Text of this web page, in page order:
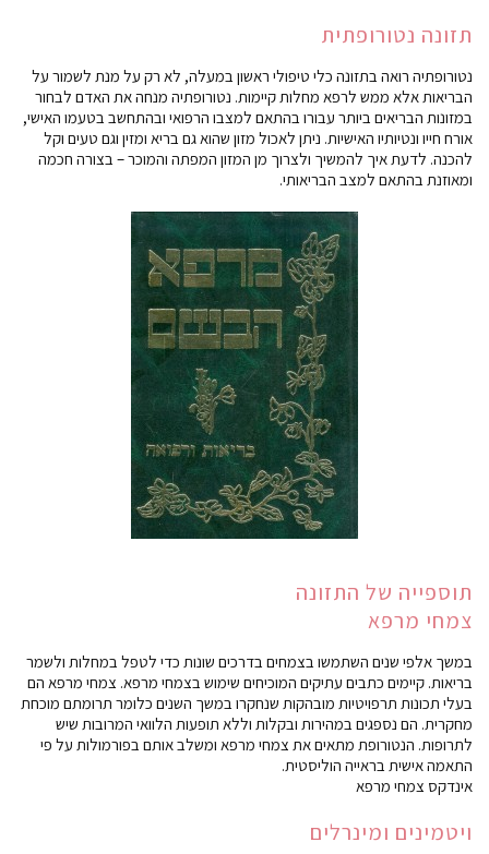
תזונה נטורופתית
נטורופתיה רואה בתזונה כלי טיפולי ראשון במעלה, לא רק על מנת לשמור על
הבריאות אלא ממש לרפא מחלות קיימות. נטורופתיה מנחה את האדם לבחור
במזונות הבריאים ביותר עבורו בהתאם למצבו הרפואי ובהתחשב בטעמו האישי,
אורח חייו ונטיותיו האישיות. ניתן לאכול מזון שהוא גם בריא ומזין וגם טעים וקל
להכנה. לדעת איך להמשיך ולצרוך מן המזון המפתה והמוכר – בצורה חכמה
ומאוזנת בהתאם למצב הבריאותי.
תוספייה של התזונה
צמחי מרפא
במשך אלפי שנים השתמשו בצמחים בדרכים שונות כדי לטפל במחלות ולשמר
בריאות. קיימים כתבים עתיקים המוכיחים שימוש בצמחי מרפא. צמחי מרפא הם
בעלי תכונות תרפויטיות מובהקות שנחקרו במשך השנים כלומר תרומתם מוכחת
מחקרית. הם נספגים במהירות ובקלות וללא תופעות הלוואי המרובות שיש
לתרופות. הנטורופת מתאים את צמחי מרפא ומשלב אותם בפורמולות על פי
התאמה אישית בראייה הוליסטית.
אינדקס צמחי מרפא
ויטמינים ומינרלים